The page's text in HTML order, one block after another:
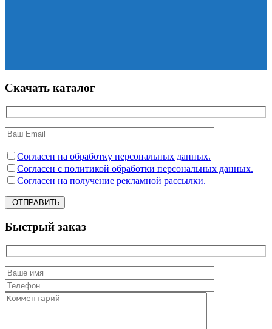
Скачать каталог
Согласен на обработку персональных данных.
Согласен с политикой обработки персональных данных.
Согласен на получение рекламной рассылки.
ОТПРАВИТЬ
Быстрый заказ